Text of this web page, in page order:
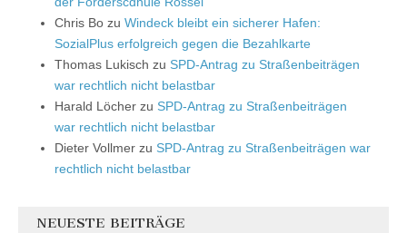
Chris Bo zu Windeck bleibt ein sicherer Hafen:
SozialPlus erfolgreich gegen die Bezahlkarte
Thomas Lukisch zu SPD-Antrag zu Straßenbeiträgen
war rechtlich nicht belastbar
Harald Löcher zu SPD-Antrag zu Straßenbeiträgen
war rechtlich nicht belastbar
Dieter Vollmer zu SPD-Antrag zu Straßenbeiträgen war
rechtlich nicht belastbar
NEUESTE BEITRÄGE